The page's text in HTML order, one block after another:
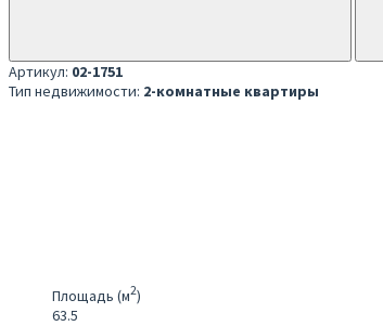
Артикул: 02-1751
Тип недвижимости: 2-комнатные квартиры
Площадь (м2)
63.5